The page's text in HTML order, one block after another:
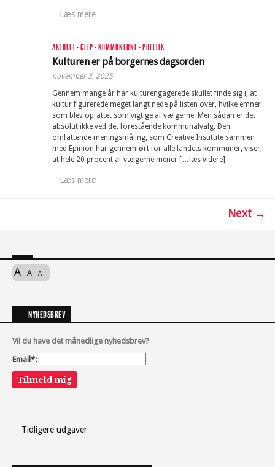
Læs mere
AKTUELT·CLIP · KOMMUNERNE · POLITIK
Kulturen er på borgernes dagsorden
november 3, 2025
Gennem mange år har kulturengagerede skullet finde sig i, at
kultur figurerede meget langt nede på listen over, hvilke emner
som blev opfattet som vigtige af vælgerne. Men sådan er det
absolut ikke ved det forestående kommunalvalg. Den
omfattende meningsmåling, som Creative Institute sammen
med Epinion har gennemført for alle landets kommuner, viser,
at hele 20 procent af vælgerne mener […læs videre]
Læs mere
Next →
A A A
NYHEDSBREV
Vil du have det månedlige nyhedsbrev?
Email*:
Tilmeld mig
Tidligere udgaver